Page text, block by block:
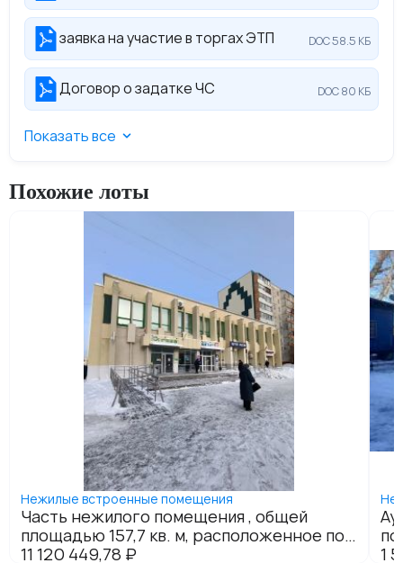
заявка на участие в торгах ЭТП DOC 58.5 КБ
Договор о задатке ЧС DOC 80 КБ
Показать все